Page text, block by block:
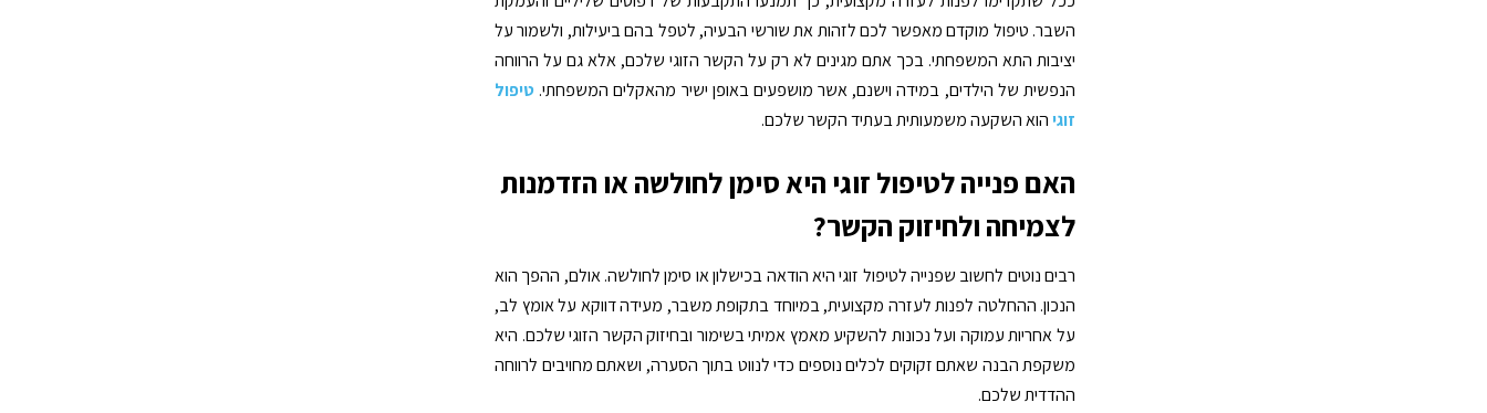
השבר. טיפול מוקדם מאפשר לכם לזהות את שורשי הבעיה, לטפל בהם ביעילות, ולשמור על
יציבות התא המשפחתי. בכך אתם מגינים לא רק על הקשר הזוגי שלכם, אלא גם על הרווחה
הנפשית של הילדים, במידה וישנם, אשר מושפעים באופן ישיר מהאקלים המשפחתי. טיפול
זוגיהוא השקעה משמעותית בעתיד הקשר שלכם.
האם פנייה לטיפול זוגי היא סימן לחולשה או הזדמנות
לצמיחה ולחיזוק הקשר?
רבים נוטים לחשוב שפנייה לטיפול זוגי היא הודאה בכישלון או סימן לחולשה. אולם, ההפך הוא
הנכון. ההחלטה לפנות לעזרה מקצועית, במיוחד בתקופת משבר, מעידה דווקא על אומץ לב,
על אחריות עמוקה ועל נכונות להשקיע מאמץ אמיתי בשימור ובחיזוק הקשר הזוגי שלכם. היא
משקפת הבנה שאתם זקוקים לכלים נוספים כדי לנווט בתוך הסערה, ושאתם מחויבים לרווחה
ההדדית שלכם.